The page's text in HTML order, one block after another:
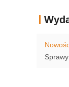
Sprawy